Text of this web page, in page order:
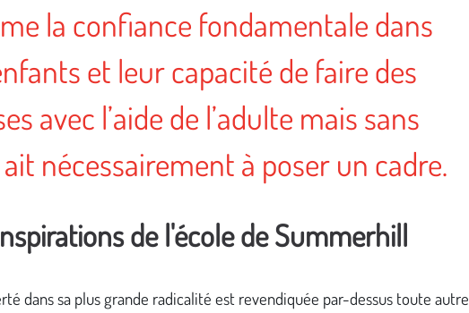
la confiance fondamentale dans
et leur capacité de faire des
avec l’aide de l’adulte mais sans
ait nécessairement à poser un cadre.
de l'école de Summerhill
dans sa plus grande radicalité est revendiquée par-dessus toute autre